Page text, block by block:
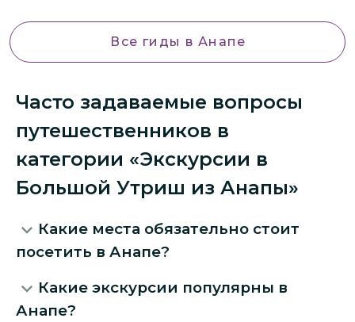
Все гиды в Анапе
Часто задаваемые вопросы
путешественников в
категории «Экскурсии в
Большой Утриш из Анапы»
Какие места обязательно стоит
посетить в Анапе?
Какие экскурсии популярны в
Анапе?